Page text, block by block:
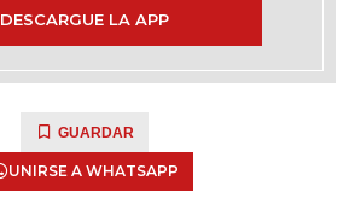
DESCARGUE LA APP
GUARDAR
UNIRSE A WHATSAPP